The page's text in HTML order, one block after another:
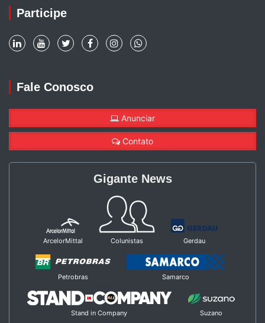
Participe
Fale Conosco
Anunciar
Contato
Gigante News
ArcelorMittal Colunistas Gerdau
Petrobras Samarco
Stand in Company Suzano